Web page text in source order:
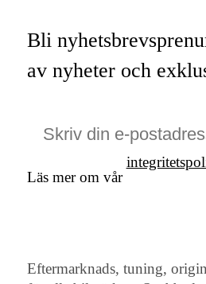
Bli
av nyheter och
Läs mer om vår
Eftermarknads, tuning,